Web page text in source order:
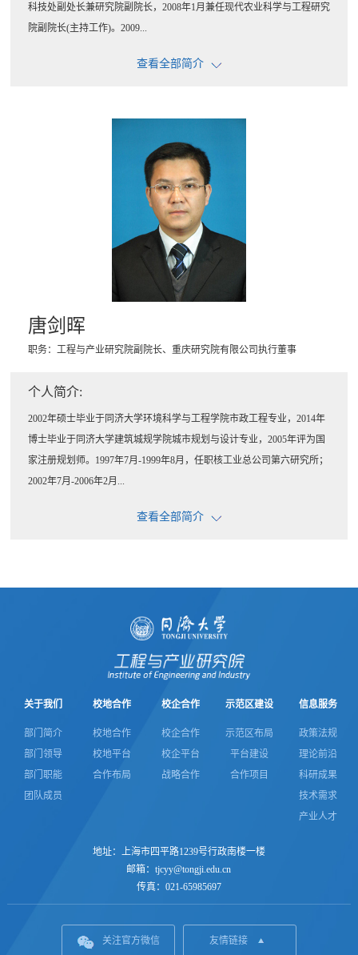
科技处副处长兼研究院副院长，2008年1月兼任现代农业科学与工程研究
院副院长(主持工作)。2009...
查看全部简介
唐剑晖
职务：工程与产业研究院副院长、重庆研究院有限公司执行董事
个人简介:
2002年硕士毕业于同济大学环境科学与工程学院市政工程专业，2014年
博士毕业于同济大学建筑城规学院城市规划与设计专业，2005年评为国
家注册规划师。1997年7月-1999年8月，任职核工业总公司第六研究所；
2002年7月-2006年2月...
查看全部简介
关于我们
部门简介
部门领导
部门职能
团队成员
校地合作
校地合作
校地平台
合作布局
校企合作
校企合作
校企平台
战略合作
示范区建设
示范区布局
平台建设
合作项目
信息服务
政策法规
理论前沿
科研成果
技术需求
产业人才
地址：上海市四平路1239号行政南楼一楼
邮箱：tjcyy@tongji.edu.cn
传真：021-65985697
关注官方微信 友情链接